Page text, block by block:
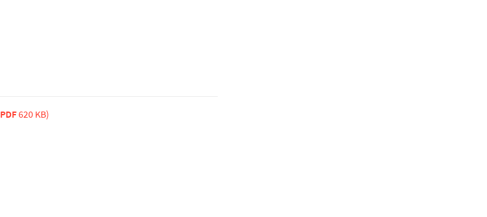
PDF620 KB)